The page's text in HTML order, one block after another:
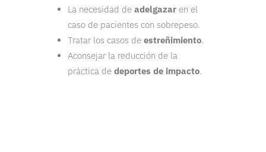
La necesidad de adelgazaren el
caso de pacientes con sobrepeso.
Tratar los casos de estreñimiento.
Aconsejar la reducción de la
práctica de deportes de impacto.